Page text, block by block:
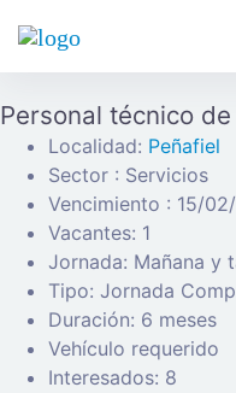
Personal técnico
Localidad: Peñafiel
Sector : Servicios
Vencimiento : 15/
Vacantes: 1
Jornada: Mañana y
Tipo: Jornada
Duración: 6 meses
Vehículo requerido
Interesados: 8